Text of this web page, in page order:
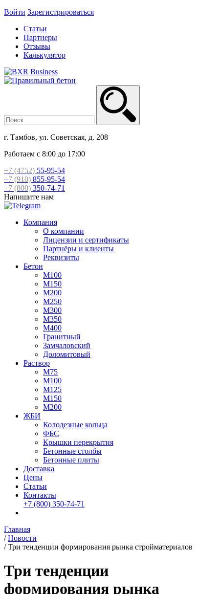
Войти Зарегистрироваться
Статьи
Партнеры
Отзывы
Калькулятор
г. Тамбов, ул. Советская, д. 208
Работаем с 8:00 до 17:00
+7 (4752) 55-95-54
+7 (910) 855-95-54
+7 (800) 350-74-71
Напишите нам
Компания
О компании
Лицензии и сертификаты
Партнёры и клиенты
Реквизиты
Бетон
М100
М150
М200
М250
М300
М350
М400
Гранитный
Замчаловский
Доломитовый
Раствор
М75
М100
М125
М150
М200
ЖБИ
Колодезные кольца
ФБС
Крышки перекрытия
Бетонные столбы
Бетонные плиты
Доставка
Цены
Статьи
Контакты
+7 (800) 350-74-71
Главная
/ Новости
/ Три тенденции формирования рынка стройматериалов
Три тенденции
формирования рынка